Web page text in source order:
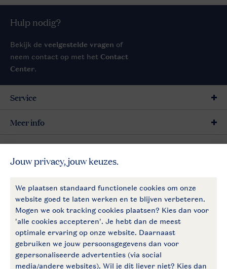
Hulp nodig?
Bekijk de veelgestelde vragen of
neem contact op met het Contact
Center.
Follow Us
facebookinstagram
Blijf op de hoogte
Service
Meer info
Meer Landal